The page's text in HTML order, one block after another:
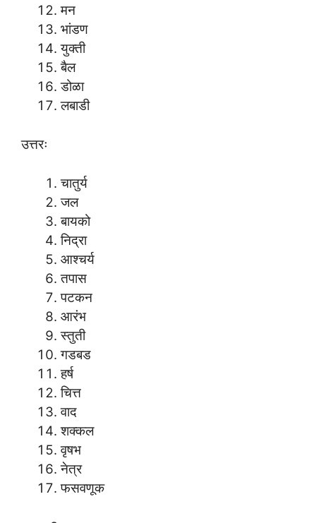
मन
भांडण
युक्ती
बैल
डोळा
लबाडी
उत्तरः
चातुर्य
जल
बायको
निद्रा
आश्चर्य
तपास
पटकन
आरंभ
स्तुती
गडबड
हर्ष
चित्त
वाद
शक्कल
वृषभ
नेत्र
फसवणूक